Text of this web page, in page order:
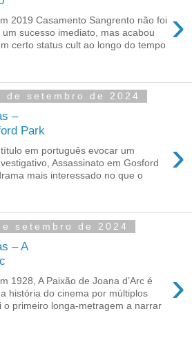
›
2019 Casamento Sangrento não foi
sucesso imediato, mas acabou
certo status cult ao longo do tempo
setembro de 2024
–
Park
›
em português evocar um
Assassinato em Gosford
mais interessado no que o
setembro de 2024
– A
›
1928, A Paixão de Joana d’Arc é
história do cinema por múltiplos
o primeiro longa-metragem a narrar